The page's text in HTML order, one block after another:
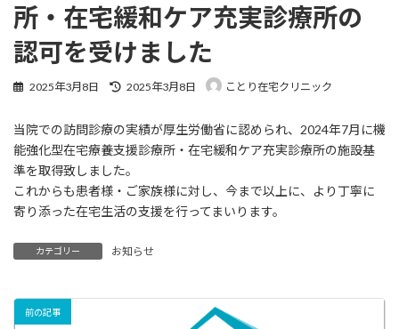
所・在宅緩和ケア充実診療所の
認可を受けました
2025年3月8日
最
新
日
:
2025年3月8日 ことり在宅クリニック
当院での訪問診療の実績が厚生労働省に認められ、2024年7月に機
能強化型在宅療養支援診療所・在宅緩和ケア充実診療所の施設基
準を取得致しました。
これからも患者様・ご家族様に対し、今まで以上に、より丁寧に
寄り添った在宅生活の支援を行ってまいります。
カテゴリー お知らせ
前の記事